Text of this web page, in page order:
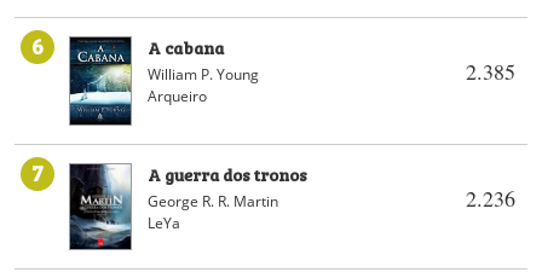
6
2.385
A cabana
William P. Young
Arqueiro
7
2.236
A guerra dos tronos
George R. R. Martin
LeYa